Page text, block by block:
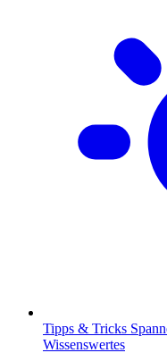
Tipps & Tricks
Wissenswertes